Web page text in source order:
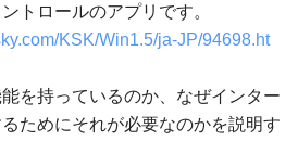
トロールのアプリです。
KSK/Win1.5/ja-JP/94698.ht
を持っているのか、なぜインター
ためにそれが必要なのかを説明す